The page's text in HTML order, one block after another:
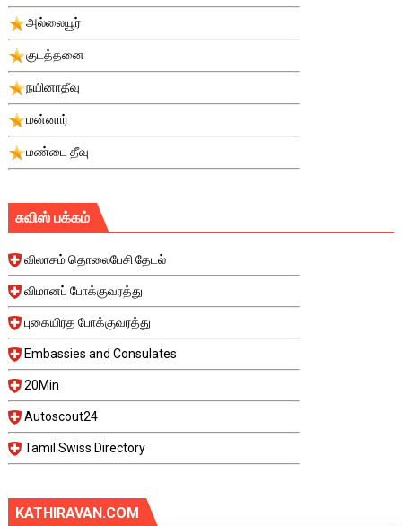
அல்லையூர்
குடத்தனை
நயினாதீவு
மன்னார்
மண்டை தீவு
சுவிஸ் பக்கம்
விலாசம் தொலைபேசி தேடல்
விமானப் போக்குவரத்து
புகையிரத போக்குவரத்து
Embassies and Consulates
20Min
Autoscout24
Tamil Swiss Directory
KATHIRAVAN.COM